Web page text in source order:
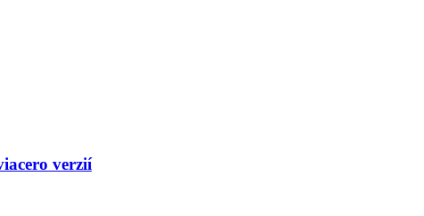
verzií